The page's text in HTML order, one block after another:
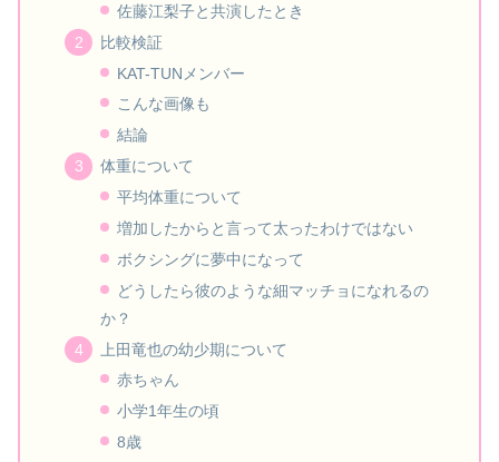
佐藤江梨子と共演したとき
比較検証
KAT-TUNメンバー
こんな画像も
結論
体重について
平均体重について
増加したからと言って太ったわけではない
ボクシングに夢中になって
どうしたら彼のような細マッチョになれるの
か？
上田竜也の幼少期について
赤ちゃん
小学1年生の頃
8歳